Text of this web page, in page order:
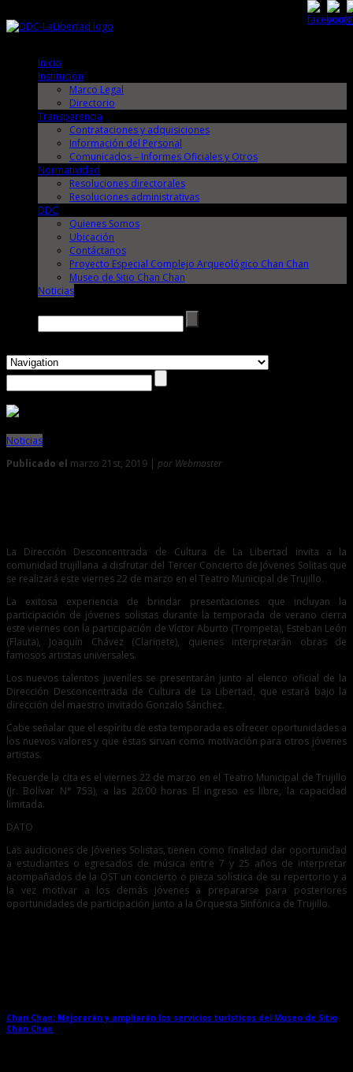
Inicio
Institución
Marco Legal
Directorio
Transparencia
Contrataciones y adquisiciones
Información del Personal
Comunicados – Informes Oficiales y Otros
Normatividad
Resoluciones directorales
Resoluciones administrativas
DDC
Quienes Somos
Ubicación
Contáctanos
Proyecto Especial Complejo Arqueológico Chan Chan
Museo de Sitio Chan Chan
Noticias
Noticias
Publicado el marzo 21st, 2019 | por Webmaster
La Dirección Desconcentrada de Cultura de La Libertad invita a la
comunidad trujillana a disfrutar del Tercer Concierto de Jóvenes Solitas que
se realizará este viernes 22 de marzo en el Teatro Municipal de Trujillo.
La exitosa experiencia de brindar presentaciones que incluyan la
participación de jóvenes solistas durante la temporada de verano cierra
este viernes con la participación de Víctor Aburto (Trompeta), Esteban León
(Flauta), Joaquín Chávez (Clarinete), quienes interpretarán obras de
famosos artistas universales.
Los nuevos talentos juveniles se presentarán junto al elenco oficial de la
Dirección Desconcentrada de Cultura de La Libertad, que estará bajo la
dirección del maestro invitado Gonzalo Sánchez.
Cabe señalar que el espíritu de esta temporada es ofrecer oportunidades a
los nuevos valores y que éstas sirvan como motivación para otros jóvenes
artistas.
Recuerde la cita es el viernes 22 de marzo en el Teatro Municipal de Trujillo
(Jr. Bolívar N° 753), a las 20:00 horas El ingreso es libre, la capacidad
limitada.
DATO
Las audiciones de Jóvenes Solistas, tienen como finalidad dar oportunidad
a estudiantes o egresados de música entre 7 y 25 años de interpretar
acompañados de la OST un concierto o pieza solística de su repertorio y a
la vez motivar a los demás jóvenes a prepararse para posteriores
oportunidades de participación junto a la Orquesta Sinfónica de Trujillo.
Chan Chan: Mejorarán y ampliarán los servicios turísticos del Museo de Sitio
Chan Chan